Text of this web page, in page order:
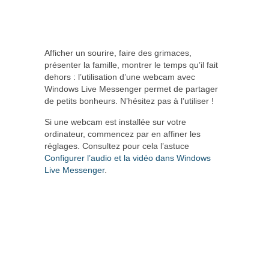
Afficher un sourire, faire des grimaces,
présenter la famille, montrer le temps qu’il fait
dehors : l’utilisation d’une webcam avec
Windows Live Messenger permet de partager
de petits bonheurs. N’hésitez pas à l’utiliser !
Si une webcam est installée sur votre
ordinateur, commencez par en affiner les
réglages. Consultez pour cela l’astuce
Configurer l’audio et la vidéo dans Windows
Live Messenger.